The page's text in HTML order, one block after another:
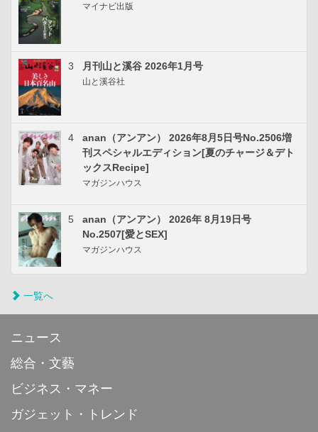
マイナビ出版
3 月刊山と溪谷 2026年1月号
山と溪谷社
4
anan（アンアン） 2026年8月5日号No.2506増
刊スペシャルエディション[夏のチャージ＆デト
ックスRecipe]
マガジンハウス
5
anan（アンアン） 2026年 8月19日号
No.2507[愛とSEX]
マガジンハウス
一覧へ
ニュース
総合・文藝
ビジネス・マネー
ガジェット・トレンド